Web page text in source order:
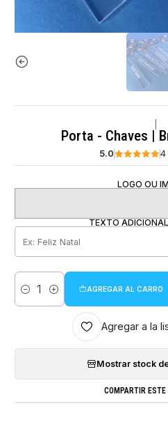
Porta - Chaves |
5.0
LOGO OU
TEXTO
Cantidad
AGREGAR AL CARRO
Agregar a la
Mostrar stock
COMPARTIR ESTE